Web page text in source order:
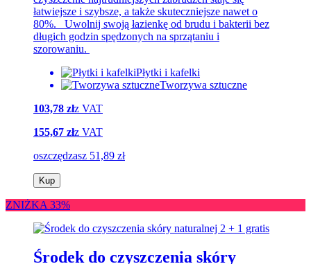
łatwiejsze i szybsze, a także skuteczniejsze nawet o
80%. Uwolnij swoją łazienkę od brudu i bakterii bez
długich godzin spędzonych na sprzątaniu i
szorowaniu.
Płytki i kafelki
Tworzywa sztuczne
103,78 złz VAT
155,67 złz VAT
oszczędzasz 51,89 zł
Kup
ZNIŻKA 33%
Środek do czyszczenia skóry